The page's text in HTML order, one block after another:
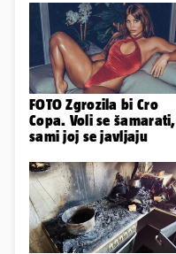
FOTO Zgrozila bi Cro
Copa. Voli se šamarati,
sami joj se javljaju